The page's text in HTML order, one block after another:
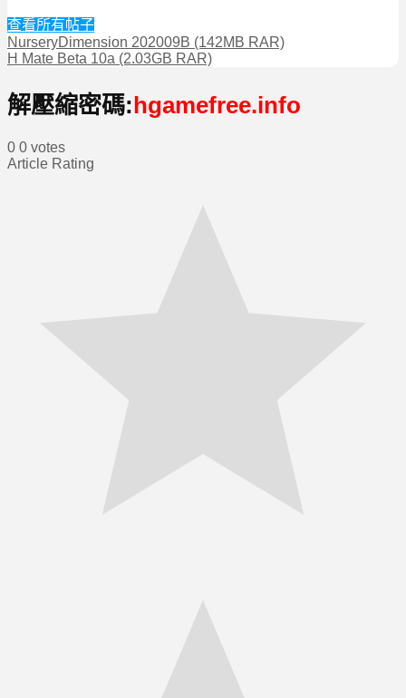
查看所有帖子
NurseryDimension 202009B (142MB RAR)
H Mate Beta 10a (2.03GB RAR)
解壓縮密碼:hgamefree.info
0 0 votes
Article Rating